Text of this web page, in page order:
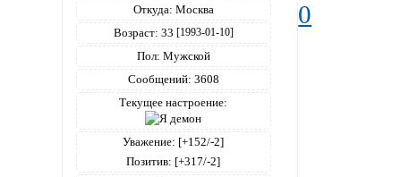
Откуда: Москва
Возраст: 33 [1993-01-10]
Пол: Мужской
Сообщений: 3608
Текущее настроение:
Уважение: [+152/-2]
Позитив: [+317/-2]
0